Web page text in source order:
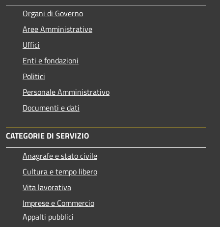
Organi di Governo
Aree Amministrative
Uffici
Enti e fondazioni
Politici
Personale Amministrativo
Documenti e dati
CATEGORIE DI SERVIZIO
Anagrafe e stato civile
Cultura e tempo libero
Vita lavorativa
Imprese e Commercio
Appalti pubblici